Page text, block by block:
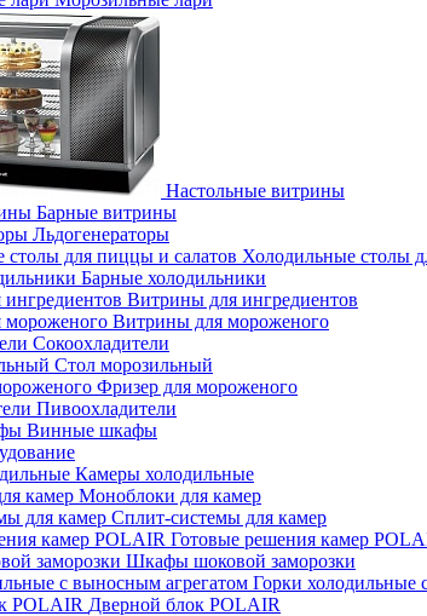
Настольные витрины
Барные витрины
Льдогенераторы
Холодильные столы
Барные холодильники
Витрины для ингредиентов
Витрины для мороженого
Сокоохладители
Стол морозильный
Фризер для мороженого
Пивоохладители
Винные шкафы
Камеры холодильные
Моноблоки для камер
Сплит-системы для камер
Готовые решения камер
Шкафы шоковой заморозки
Горки холодильные
Дверной блок POLAIR